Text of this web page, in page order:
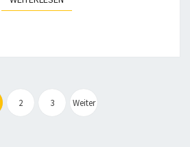
der
2 3 Weiter